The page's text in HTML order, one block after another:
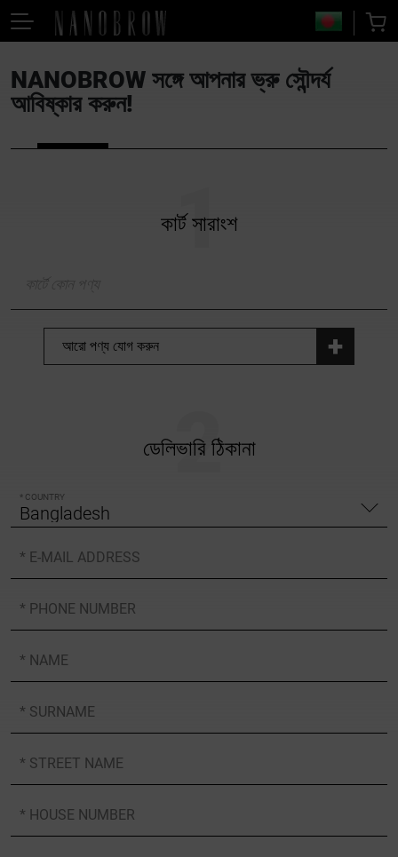
NANOBROW সঙ্গে আপনার ভ্রু সৌন্দর্য
আবিষ্কার করুন!
কার্ট সারাংশ
কার্টে কোন পণ্য
আরো পণ্য যোগ করুন +
ডেলিভারি ঠিকানা
* COUNTRY
* E-MAIL ADDRESS
* PHONE NUMBER
* NAME
* SURNAME
* STREET NAME
* HOUSE NUMBER